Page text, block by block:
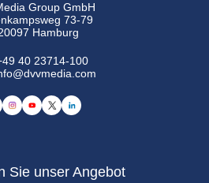
Group GmbH
73-79
Hamburg
40 23714-100
Sie unser Angebot